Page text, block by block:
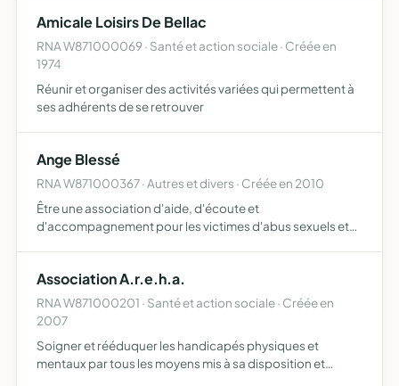
Amicale Loisirs De Bellac
RNA W871000069 · Santé et action sociale · Créée en
1974
Réunir et organiser des activités variées qui permettent à
ses adhérents de se retrouver
Ange Blessé
RNA W871000367 · Autres et divers · Créée en 2010
Être une association d'aide, d'écoute et
d'accompagnement pour les victimes d'abus sexuels et
subis, inter…
Association A.r.e.h.a.
RNA W871000201 · Santé et action sociale · Créée en
2007
Soigner et rééduquer les handicapés physiques et
mentaux par tous les moyens mis à sa disposition et